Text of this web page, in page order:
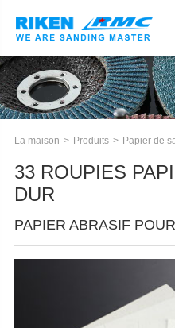
La maison Produits Papier de
33 ROUPIES
DUR
PAPIER ABRASIF